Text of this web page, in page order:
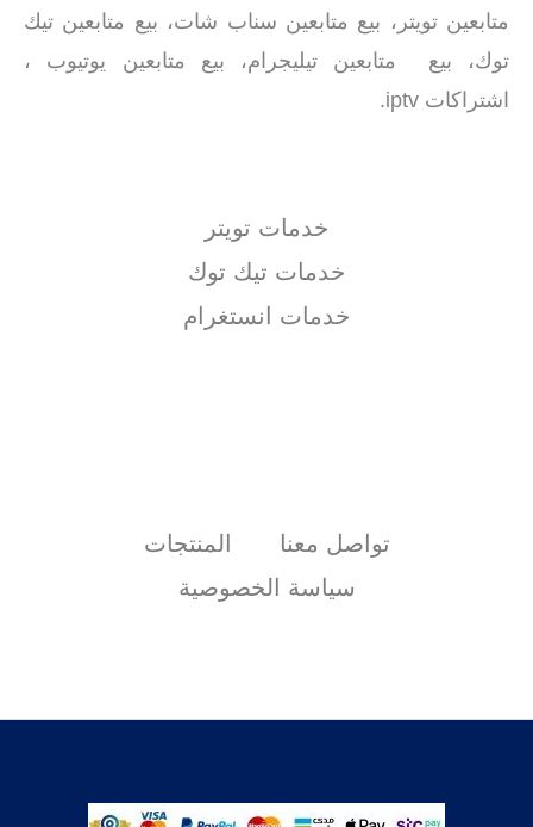
متابعين تويتر، بيع متابعين سناب شات، بيع متابعين تيك
توك، بيع متابعين تيليجرام، بيع متابعين يوتيوب ،
اشتراكات iptv.
خدمات تويتر
خدمات تيك توك
خدمات انستغرام
تواصل معنا
المنتجات
سياسة الخصوصية